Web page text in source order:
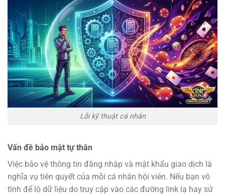
Lỗi kỹ thuật cá nhân
Vấn đề bảo mật tự thân
Việc bảo vệ thông tin đăng nhập và mật khẩu giao dịch là
nghĩa vụ tiên quyết của mỗi cá nhân hội viên. Nếu bạn vô
tình để lộ dữ liệu do truy cập vào các đường link lạ hay sử